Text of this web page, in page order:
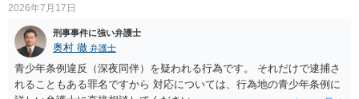
2026年7月17日
刑事事件に強い弁護士
奥村 徹 弁護士
青少年条例違反（深夜同伴）を疑われる行為です。 それだけで逮捕さ
れることもある罪名ですから 対応については、行為地の青少年条例に